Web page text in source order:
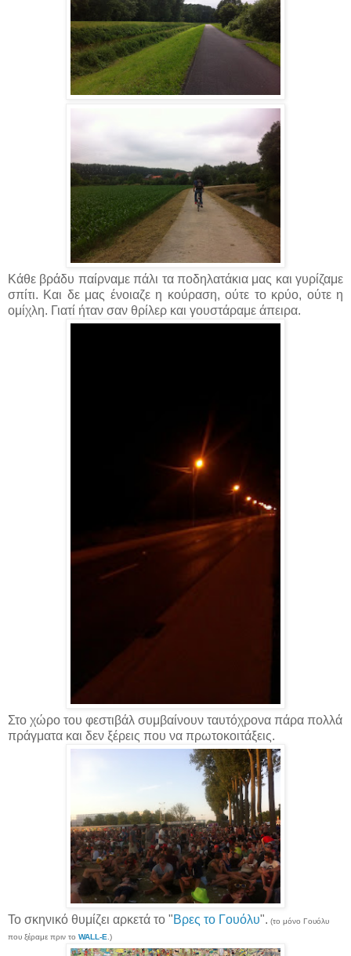
Κάθε βράδυ παίρναμε πάλι τα ποδηλατάκια μας και γυρίζαμε
σπίτι. Και δε μας ένοιαζε η κούραση, ούτε το κρύο, ούτε η
ομίχλη. Γιατί ήταν σαν θρίλερ και γουστάραμε άπειρα.
Στο χώρο του φεστιβάλ συμβαίνουν ταυτόχρονα πάρα πολλά
πράγματα και δεν ξέρεις που να πρωτοκοιτάξεις.
Το σκηνικό θυμίζει αρκετά το "Βρες το Γουόλυ". (το μόνο Γουόλυ
που ξέραμε πριν το WALL-E .)